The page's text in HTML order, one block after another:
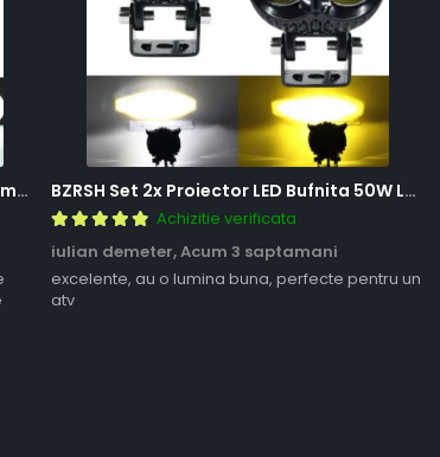
Lampă LED Interior 12V pentru Dubă, Camper și Rulotă - 180LED, 33 cm, 3 Temperaturii de Culoare, Intensitate Reglabilă, Iluminare Compartiment Marfă BZRSH Set 2x Proiector LED Bufnita 50W Lupa 2 Faze Alb-Galben 12-24V Moto ATV
Achizitie verificata
iulian demeter,Acum 3 saptamani
excelente, au o lumina buna, perfecte pentru un
atv